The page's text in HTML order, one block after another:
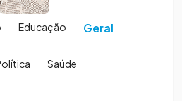
Educação Geral
Saúde